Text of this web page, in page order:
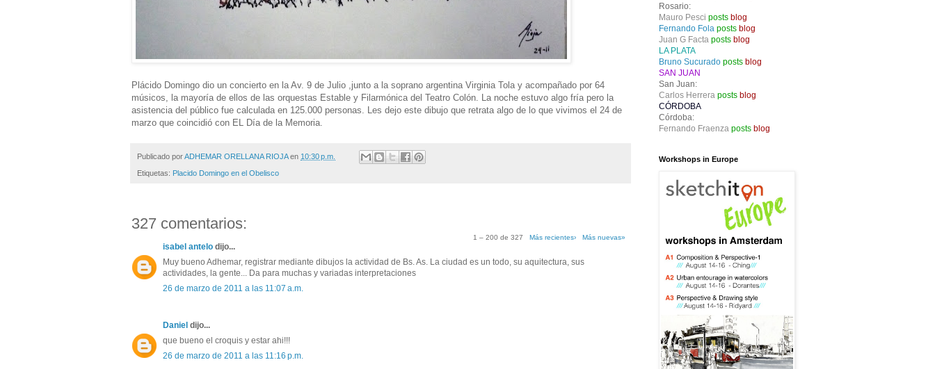
Plácido Domingo dio un concierto en la Av. 9 de Julio ,junto a la soprano argentina Virginia Tola y acompañado por 64
músicos, la mayoría de ellos de las orquestas Estable y Filarmónica del Teatro Colón. La noche estuvo algo fría pero la
asistencia del público fue calculada en 125.000 personas. Les dejo este dibujo que retrata algo de lo que vivimos el 24 de
marzo que coincidió con EL Día de la Memoria.
Publicado porADHEMAR ORELLANA RIOJA en 10:30 p.m.
Etiquetas: Placido Domingo en el Obelisco
327 comentarios:
1 – 200 de 327 Más recientes› Más nuevas»
isabel antelo dijo...
Muy bueno Adhemar, registrar mediante dibujos la actividad de Bs. As. La ciudad es un todo, su aquitectura, sus
actividades, la gente... Da para muchas y variadas interpretaciones
26 de marzo de 2011 a las 11:07 a.m.
Daniel dijo...
que bueno el croquis y estar ahi!!!
26 de marzo de 2011 a las 11:16 p.m.
Rosario:
Mauro Pesci posts blog
Fernando Fola posts blog
Juan G Facta posts blog
LA PLATA
Bruno Sucurado posts blog
SAN JUAN
San Juan:
Carlos Herrera posts blog
CÓRDOBA
Córdoba:
Fernando Fraenza posts blog
Workshops in Europe